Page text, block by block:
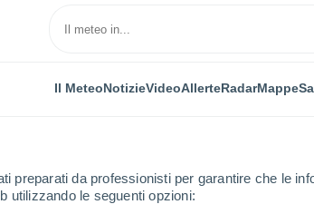
preparati da professionisti per garantire che le
utilizzando le seguenti opzioni:
Il MeteoNotizieVideoAllerteRadarMappe